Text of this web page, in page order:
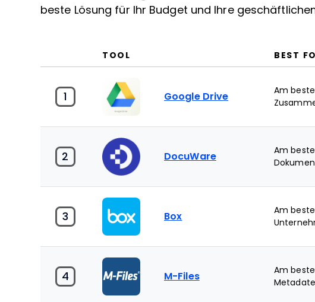
beste Lösung für Ihr Budget und Ihre
TOOL BEST
1 Google Drive
Am
2 DocuWare
Am
3 Box
Am
4 M-Files
Am